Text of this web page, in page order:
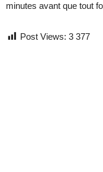
minutes avant que tout
Post Views: 3 377